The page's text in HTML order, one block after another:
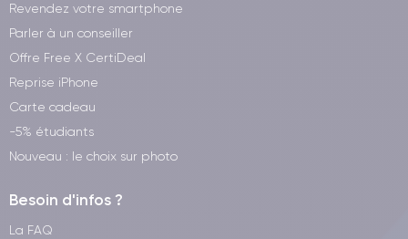
Revendez votre smartphone
Parler à un conseiller
Offre Free X CertiDeal
Reprise iPhone
Carte cadeau
-5% étudiants
Nouveau : le choix sur photo
Besoin d'infos ?
La FAQ